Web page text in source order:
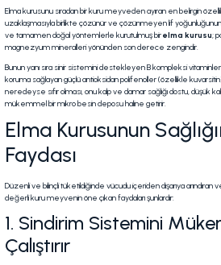
Elma kurusunu sıradan bir kuru meyveden ayıran en belirgin
uzaklaşmasıyla birlikte çözünür ve çözünmeyen lif yoğunluğunun
ve tamamen doğal yöntemlerle kurutulmuş birelma kurusu;
magnezyum mineralleri yönünden son derece zengindir.
Bunun yanı sıra sinir sistemini destekleyen B kompleksi
koruma sağlayan güçlü antioksidan polifenoller (özellikle
neredeyse sıfır olması, onu kalp ve damar sağlığı dostu, düşük
mükemmel bir mikro besin deposu haline getirir.
Elma Kurusunun
Faydası
Düzenli ve bilinçli tüketildiğinde vücudu içeriden dışarıya
değerli kuru meyvenin öne çıkan faydaları şunlardır:
1. Sindirim Sistemini
Çalıştırır